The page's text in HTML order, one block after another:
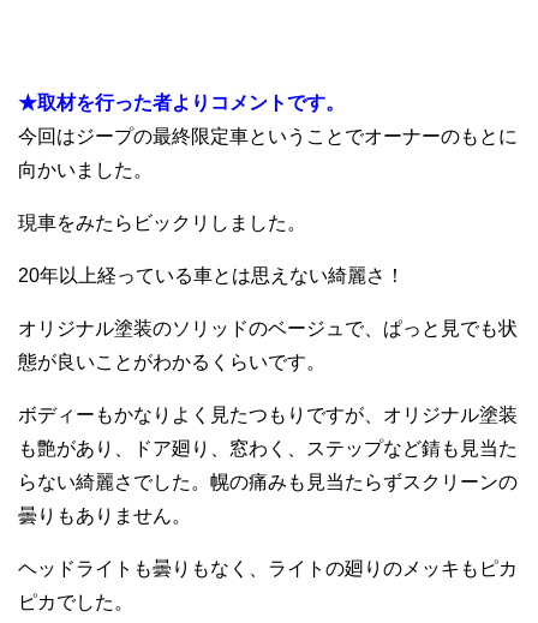
★取材を行った者よりコメントです。
今回はジープの最終限定車ということでオーナーのもとに
向かいました。
現車をみたらビックリしました。
20年以上経っている車とは思えない綺麗さ！
オリジナル塗装のソリッドのベージュで、ぱっと見でも状
態が良いことがわかるくらいです。
ボディーもかなりよく見たつもりですが、オリジナル塗装
も艶があり、ドア廻り、窓わく、ステップなど錆も見当た
らない綺麗さでした。幌の痛みも見当たらずスクリーンの
曇りもありません。
ヘッドライトも曇りもなく、ライトの廻りのメッキもピカ
ピカでした。